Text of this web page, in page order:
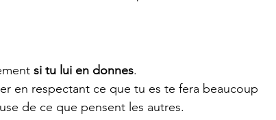
si tu lui en donnes.
en respectant ce que tu es te fera beaucoup
de ce que pensent les autres.